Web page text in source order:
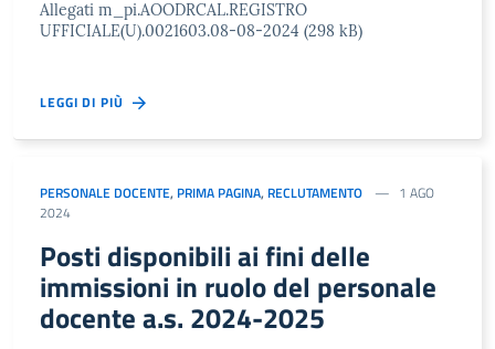
Allegati m_pi.AOODRCAL.REGISTRO
UFFICIALE(U).0021603.08-08-2024 (298 kB)
LEGGI DI PIÙ
PERSONALE DOCENTE, PRIMA PAGINA, RECLUTAMENTO
1 AGO
2024
Posti disponibili ai fini delle
immissioni in ruolo del personale
docente a.s. 2024-2025